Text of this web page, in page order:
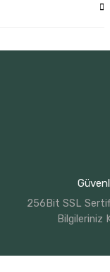
256Bit SSL
Bilgileriniz